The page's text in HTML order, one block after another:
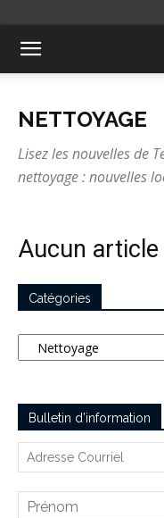
NETTOYAGE
Lisez les nouvelles de
nettoyage : nouvelles
Aucun
Catégories
Catégories
Bulletin d’information